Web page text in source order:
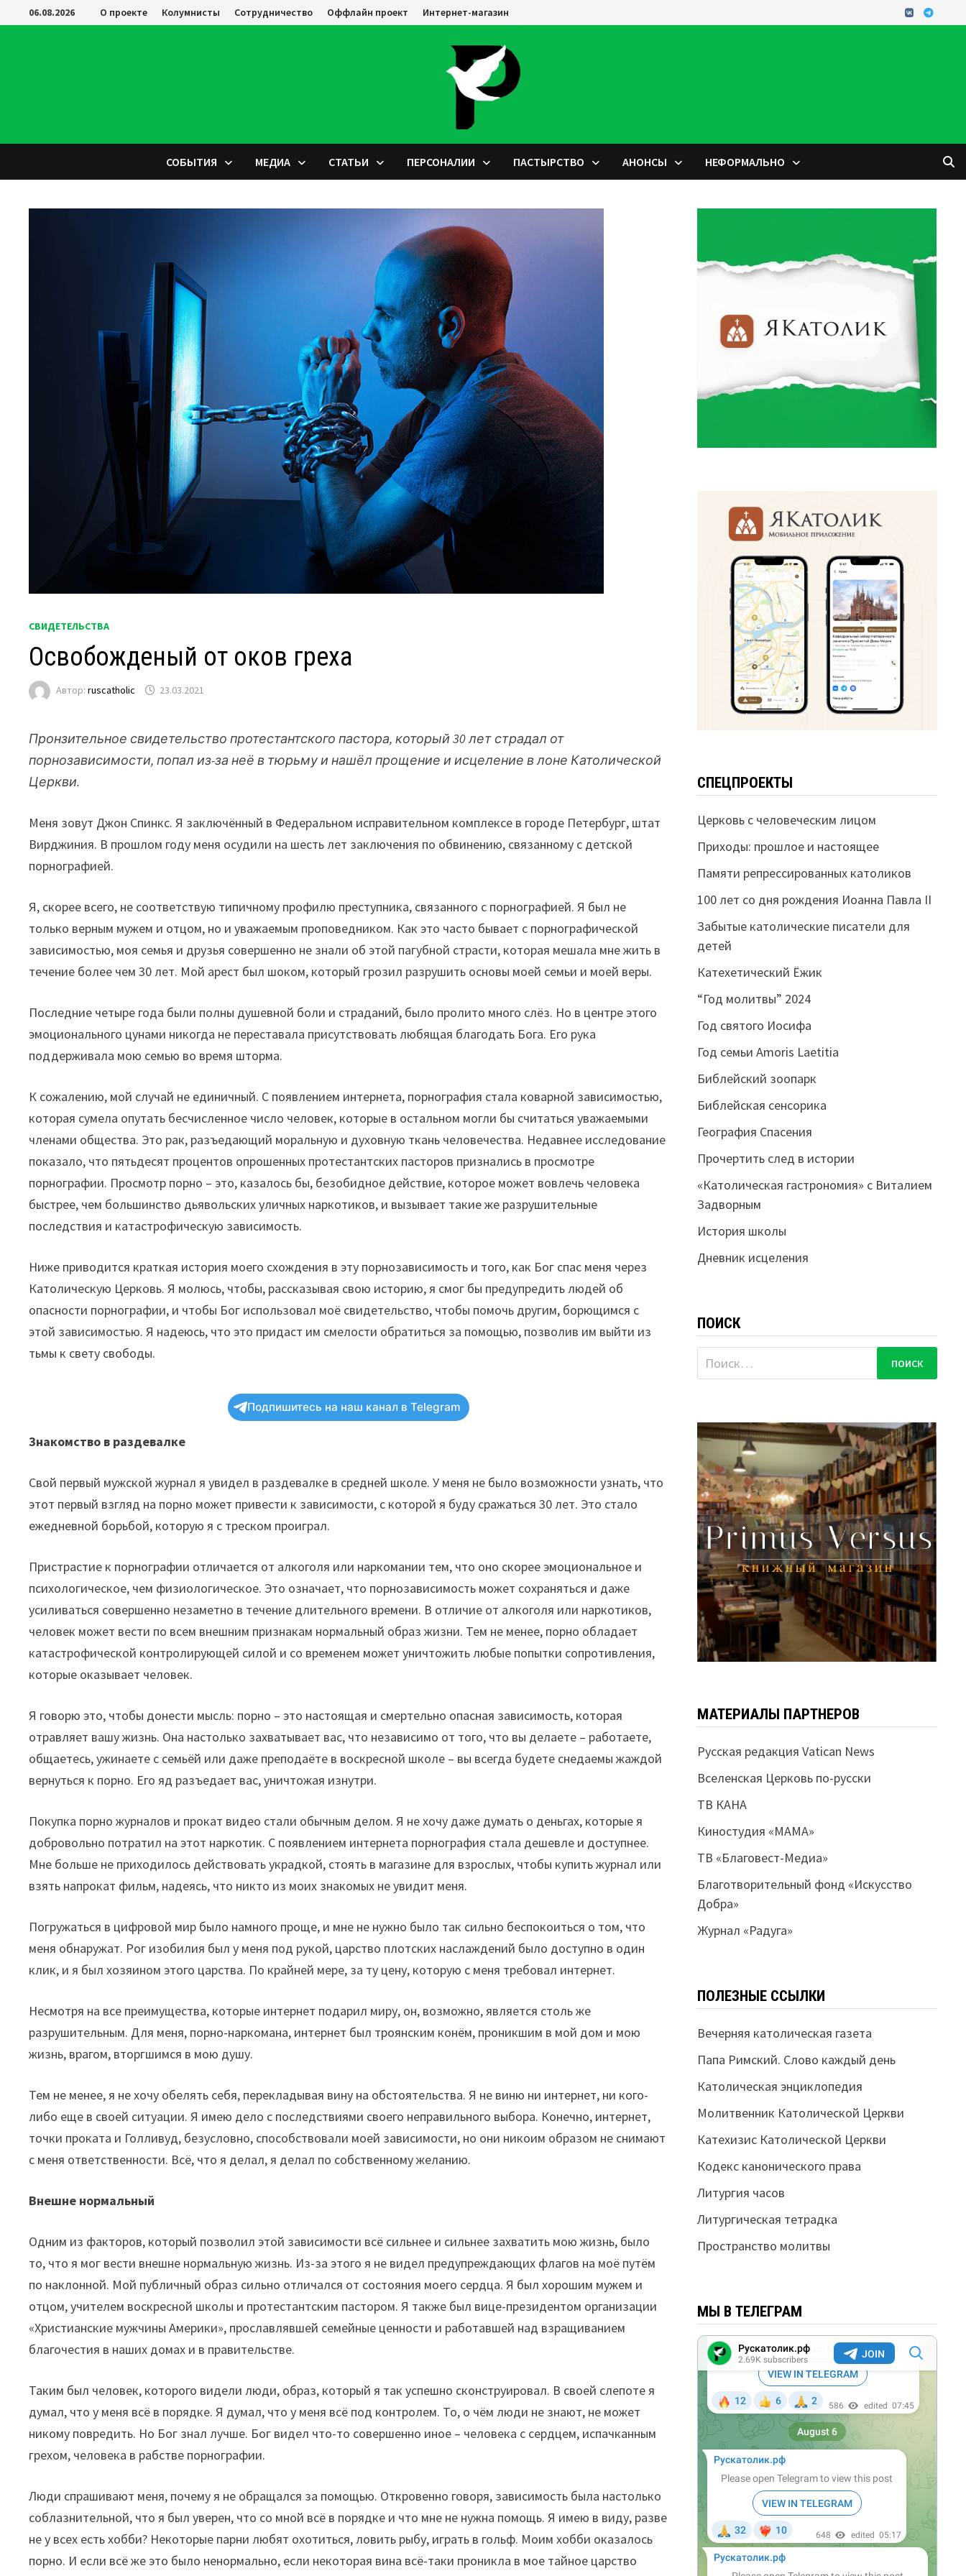
Перейти
к
06.08.2026 О проекте Колумнисты Сотрудничество Оффлайн проект Интернет-магазин
СОБЫТИЯ МЕДИА СТАТЬИ ПЕРСОНАЛИИ ПАСТЫРСТВО АНОНСЫ НЕФОРМАЛЬНО
СВИДЕТЕЛЬСТВА
Освобожденый от оков греха
Автор:ruscatholic 23.03.2021
Пронзительное свидетельство протестантского пастора, который 30 лет страдал от
порнозависимости, попал из-за неё в тюрьму и нашёл прощение и исцеление в лоне Католической
Церкви.
Меня зовут Джон Спинкс. Я заключённый в Федеральном исправительном комплексе в городе Петербург, штат
Вирджиния. В прошлом году меня осудили на шесть лет заключения по обвинению, связанному с детской
порнографией.
Я, скорее всего, не соответствую типичному профилю преступника, связанного с порнографией. Я был не
только верным мужем и отцом, но и уважаемым проповедником. Как это часто бывает с порнографической
зависимостью, моя семья и друзья совершенно не знали об этой пагубной страсти, которая мешала мне жить в
течение более чем 30 лет. Мой арест был шоком, который грозил разрушить основы моей семьи и моей веры.
Последние четыре года были полны душевной боли и страданий, было пролито много слёз. Но в центре этого
эмоционального цунами никогда не переставала присутствовать любящая благодать Бога. Его рука
поддерживала мою семью во время шторма.
К сожалению, мой случай не единичный. С появлением интернета, порнография стала коварной зависимостью,
которая сумела опутать бесчисленное число человек, которые в остальном могли бы считаться уважаемыми
членами общества. Это рак, разъедающий моральную и духовную ткань человечества. Недавнее исследование
показало, что пятьдесят процентов опрошенных протестантских пасторов признались в просмотре
порнографии. Просмотр порно – это, казалось бы, безобидное действие, которое может вовлечь человека
быстрее, чем большинство дьявольских уличных наркотиков, и вызывает такие же разрушительные
последствия и катастрофическую зависимость.
Ниже приводится краткая история моего схождения в эту порнозависимость и того, как Бог спас меня через
Католическую Церковь. Я молюсь, чтобы, рассказывая свою историю, я смог бы предупредить людей об
опасности порнографии, и чтобы Бог использовал моё свидетельство, чтобы помочь другим, борющимся с
этой зависимостью. Я надеюсь, что это придаст им смелости обратиться за помощью, позволив им выйти из
тьмы к свету свободы.
Подпишитесь на наш канал в Telegram
Знакомство в раздевалке
Свой первый мужской журнал я увидел в раздевалке в средней школе. У меня не было возможности узнать, что
этот первый взгляд на порно может привести к зависимости, с которой я буду сражаться 30 лет. Это стало
ежедневной борьбой, которую я с треском проиграл.
Пристрастие к порнографии отличается от алкоголя или наркомании тем, что оно скорее эмоциональное и
психологическое, чем физиологическое. Это означает, что порнозависимость может сохраняться и даже
усиливаться совершенно незаметно в течение длительного времени. В отличие от алкоголя или наркотиков,
человек может вести по всем внешним признакам нормальный образ жизни. Тем не менее, порно обладает
катастрофической контролирующей силой и со временем может уничтожить любые попытки сопротивления,
которые оказывает человек.
Я говорю это, чтобы донести мысль: порно – это настоящая и смертельно опасная зависимость, которая
отравляет вашу жизнь. Она настолько захватывает вас, что независимо от того, что вы делаете – работаете,
общаетесь, ужинаете с семьёй или даже преподаёте в воскресной школе – вы всегда будете снедаемы жаждой
вернуться к порно. Его яд разъедает вас, уничтожая изнутри.
Покупка порно журналов и прокат видео стали обычным делом. Я не хочу даже думать о деньгах, которые я
добровольно потратил на этот наркотик. С появлением интернета порнография стала дешевле и доступнее.
Мне больше не приходилось действовать украдкой, стоять в магазине для взрослых, чтобы купить журнал или
взять напрокат фильм, надеясь, что никто из моих знакомых не увидит меня.
Погружаться в цифровой мир было намного проще, и мне не нужно было так сильно беспокоиться о том, что
меня обнаружат. Рог изобилия был у меня под рукой, царство плотских наслаждений было доступно в один
клик, и я был хозяином этого царства. По крайней мере, за ту цену, которую с меня требовал интернет.
Несмотря на все преимущества, которые интернет подарил миру, он, возможно, является столь же
разрушительным. Для меня, порно-наркомана, интернет был троянским конём, проникшим в мой дом и мою
жизнь, врагом, вторгшимся в мою душу.
Тем не менее, я не хочу обелять себя, перекладывая вину на обстоятельства. Я не виню ни интернет, ни кого-
либо еще в своей ситуации. Я имею дело с последствиями своего неправильного выбора. Конечно, интернет,
точки проката и Голливуд, безусловно, способствовали моей зависимости, но они никоим образом не снимают
с меня ответственности. Всё, что я делал, я делал по собственному желанию.
Внешне нормальный
Одним из факторов, который позволил этой зависимости всё сильнее и сильнее захватить мою жизнь, было
то, что я мог вести внешне нормальную жизнь. Из-за этого я не видел предупреждающих флагов на моё путём
по наклонной. Мой публичный образ сильно отличался от состояния моего сердца. Я был хорошим мужем и
отцом, учителем воскресной школы и протестантским пастором. Я также был вице-президентом организации
«Христианские мужчины Америки», прославлявшей семейные ценности и работавшей над взращиванием
благочестия в наших домах и в правительстве.
Таким был человек, которого видели люди, образ, который я так успешно сконструировал. В своей слепоте я
думал, что у меня всё в порядке. Я думал, что у меня всё под контролем. То, о чём люди не знают, не может
никому повредить. Но Бог знал лучше. Бог видел что-то совершенно иное – человека с сердцем, испачканным
грехом, человека в рабстве порнографии.
Люди спрашивают меня, почему я не обращался за помощью. Откровенно говоря, зависимость была настолько
соблазнительной, что я был уверен, что со мной всё в порядке и что мне не нужна помощь. Я имею в виду, разве
не у всех есть хобби? Некоторые парни любят охотиться, ловить рыбу, играть в гольф. Моим хобби оказалось
порно. И если всё же это было ненормально, если некоторая вина всё-таки проникла в мое тайное царство
СПЕЦПРОЕКТЫ
Церковь с человеческим лицом
Приходы: прошлое и настоящее
Памяти репрессированных католиков
100 лет со дня рождения Иоанна Павла II
Забытые католические писатели для
детей
Катехетический Ёжик
“Год молитвы” 2024
Год святого Иосифа
Год семьи Amoris Laetitia
Библейский зоопарк
Библейская сенсорика
География Спасения
Прочертить след в истории
«Католическая гастрономия» с Виталием
Задворным
История школы
Дневник исцеления
ПОИСК
Найти:
МАТЕРИАЛЫ ПАРТНЕРОВ
Русская редакция Vatican News
Вселенская Церковь по-русски
ТВ КАНА
Киностудия «МАМА»
ТВ «Благовест-Медиа»
Благотворительный фонд «Искусство
Добра»
Журнал «Радуга»
ПОЛЕЗНЫЕ ССЫЛКИ
Вечерняя католическая газета
Папа Римский. Слово каждый день
Католическая энциклопедия
Молитвенник Католической Церкви
Катехизис Католической Церкви
Кодекс канонического права
Литургия часов
Литургическая тетрадка
Пространство молитвы
МЫ В ТЕЛЕГРАМ